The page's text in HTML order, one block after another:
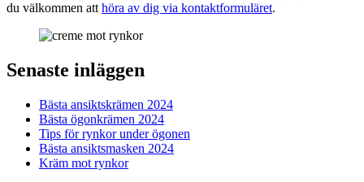
du välkommen att höra av dig via kontaktformuläret.
Senaste inläggen
Bästa ansiktskrämen 2024
Bästa ögonkrämen 2024
Tips för rynkor under ögonen
Bästa ansiktsmasken 2024
Kräm mot rynkor